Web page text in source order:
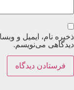
ذخیره نام، ایمیل و
دیدگاهی می‌نویسم.